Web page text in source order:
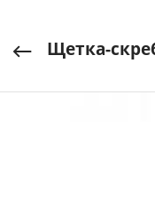
Щетка-скребок для чистки